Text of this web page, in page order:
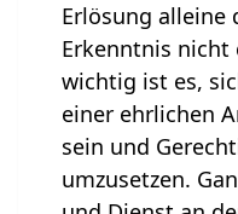
Erlösung alleine
Erkenntnis nicht
wichtig ist es,
einer ehrlichen
sein und
umzusetzen.